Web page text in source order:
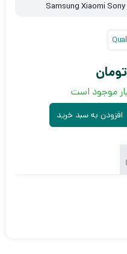
Samsung Xiaomi Sony
تومان
افزودن به سبد خرید